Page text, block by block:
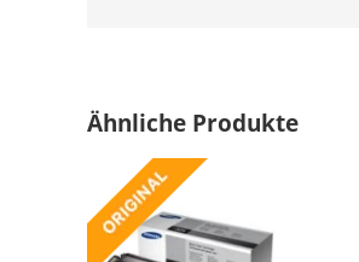
Ähnliche Produkte